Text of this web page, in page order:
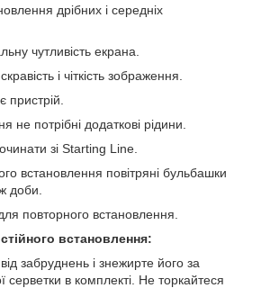
дрібних і середніх
чутливість екрана.
і чіткість зображення.
пристрій.
не потрібні додаткові рідини.
зі Starting Line.
встановлення повітряні бульбашки
доби.
повторного встановлення.
встановлення:
забруднень і знежирте його за
серветки в комплекті. Не торкайтеся